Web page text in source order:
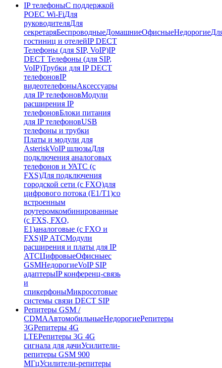
IP телефоныС поддержкой
POEC Wi-FiДля
руководителяДля
секретаряБеспроводныеДомашниеОфисныеНедорогие
гостиниц и отелейIP DECT
Телефоны (для SIP, VoIP)IP
DECT Телефоны (для SIP,
VoIP)Трубки для IP DECT
телефоновIP
видеотелефоныАксессуары
для IP телефоновМодули
расширения IP
телефоновБлоки питания
для IP телефоновUSB
телефоны и трубки
Платы и модули для
AsteriskVoIP шлюзыДля
подключения аналоговых
телефонов и УАТС (с
FXS)Для подключения
городской сети (с FXO)для
цифрового потока (E1/T1)со
встроенным
роутеромкомбинированные
(c FXS, FXO,
E1)аналоговые (с FXO и
FXS)IP АТСМодули
расширения и платы для IP
АТСЦифровыеОфисныес
GSMНедорогиеVoIP SIP
адаптерыIP конференц-связь
и
спикерфоныМикросотовые
системы связи DECT SIP
Репитеры GSM /
CDMAАвтомобильныеНедорогиеРепитеры
3GРепитеры 4G
LTEРепитеры 3G 4G
сигнала для дачиУсилители-
репитеры GSM 900
МГцУсилители-репитеры